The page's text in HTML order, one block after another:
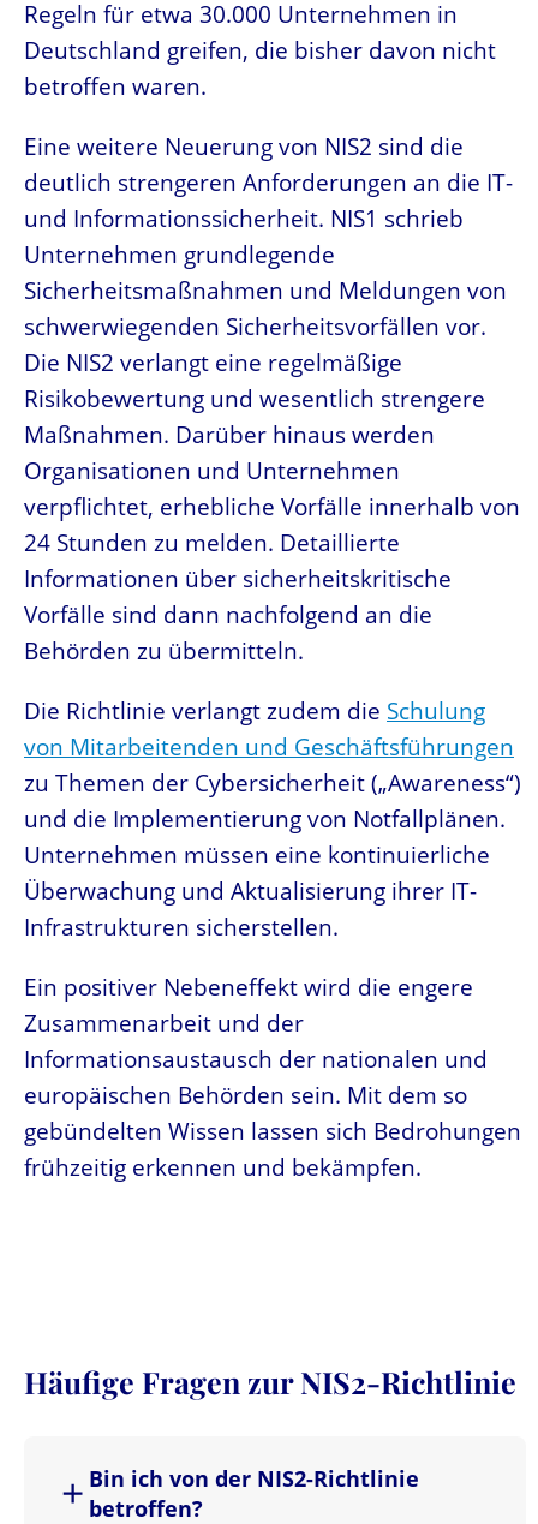
Regeln für etwa 30.000 Unternehmen in
Deutschland greifen, die bisher davon nicht
betroffen waren.
Eine weitere Neuerung von NIS2 sind die
deutlich strengeren Anforderungen an die IT-
und Informationssicherheit. NIS1 schrieb
Unternehmen grundlegende
Sicherheitsmaßnahmen und Meldungen von
schwerwiegenden Sicherheitsvorfällen vor.
Die NIS2 verlangt eine regelmäßige
Risikobewertung und wesentlich strengere
Maßnahmen. Darüber hinaus werden
Organisationen und Unternehmen
verpflichtet, erhebliche Vorfälle innerhalb von
24 Stunden zu melden. Detaillierte
Informationen über sicherheitskritische
Vorfälle sind dann nachfolgend an die
Behörden zu übermitteln.
Die Richtlinie verlangt zudem die Schulung
von Mitarbeitenden und Geschäftsführungen
zu Themen der Cybersicherheit („Awareness“)
und die Implementierung von Notfallplänen.
Unternehmen müssen eine kontinuierliche
Überwachung und Aktualisierung ihrer IT-
Infrastrukturen sicherstellen.
Ein positiver Nebeneffekt wird die engere
Zusammenarbeit und der
Informationsaustausch der nationalen und
europäischen Behörden sein. Mit dem so
gebündelten Wissen lassen sich Bedrohungen
frühzeitig erkennen und bekämpfen.
Häufige Fragen zur NIS2-Richtlinie
Bin ich von der NIS2-Richtlinie
betroffen?